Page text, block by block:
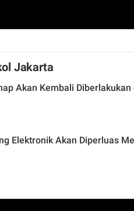
Jakarta
Akan Kembali
Elektronik Akan Diperluas